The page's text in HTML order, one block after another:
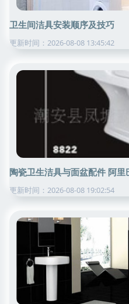
卫生间洁具安装顺序及技巧
更新时间：2026-08-08 13:45:42
陶瓷卫生洁具与面盆配件 阿
更新时间：2026-08-08 19:02:54